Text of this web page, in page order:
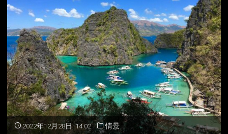
島
の
風
景
フ
2022年12月28日, 14:02 情景